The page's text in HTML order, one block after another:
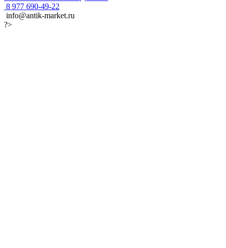
8 977 690-49-22
info@antik-market.ru
?>